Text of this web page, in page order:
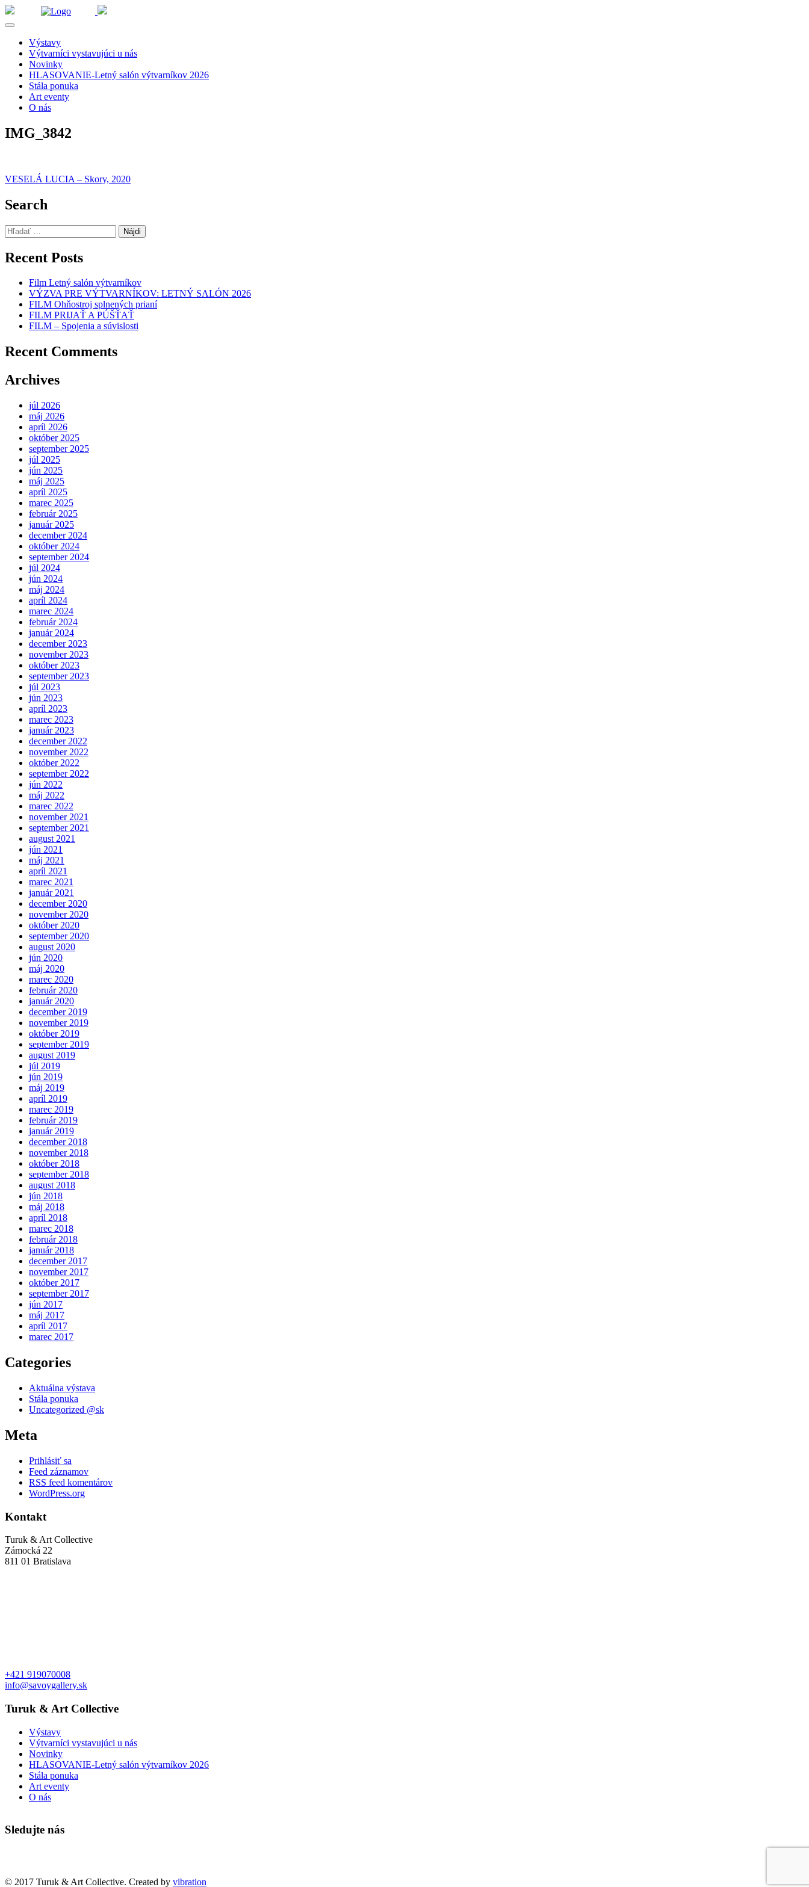
Výstavy
Výtvarníci vystavujúci u nás
Novinky
HLASOVANIE-Letný salón výtvarníkov 2026
Stála ponuka
Art eventy
O nás
IMG_3842
Navigácia
v
článku
VESELÁ LUCIA – Skory, 2020
Search
Hľadať:
Recent Posts
Film Letný salón výtvarníkov
VÝZVA PRE VÝTVARNÍKOV: LETNÝ SALÓN 2026
FILM Ohňostroj splnených prianí
FILM PRIJAŤ A PÚŠŤAŤ
FILM – Spojenia a súvislosti
Recent Comments
Archives
júl 2026
máj 2026
apríl 2026
október 2025
september 2025
júl 2025
jún 2025
máj 2025
apríl 2025
marec 2025
február 2025
január 2025
december 2024
október 2024
september 2024
júl 2024
jún 2024
máj 2024
apríl 2024
marec 2024
február 2024
január 2024
december 2023
november 2023
október 2023
september 2023
júl 2023
jún 2023
apríl 2023
marec 2023
január 2023
december 2022
november 2022
október 2022
september 2022
jún 2022
máj 2022
marec 2022
november 2021
september 2021
august 2021
jún 2021
máj 2021
apríl 2021
marec 2021
január 2021
december 2020
november 2020
október 2020
september 2020
august 2020
jún 2020
máj 2020
marec 2020
február 2020
január 2020
december 2019
november 2019
október 2019
september 2019
august 2019
júl 2019
jún 2019
máj 2019
apríl 2019
marec 2019
február 2019
január 2019
december 2018
november 2018
október 2018
september 2018
august 2018
jún 2018
máj 2018
apríl 2018
marec 2018
február 2018
január 2018
december 2017
november 2017
október 2017
september 2017
jún 2017
máj 2017
apríl 2017
marec 2017
Categories
Aktuálna výstava
Stála ponuka
Uncategorized @sk
Meta
Prihlásiť sa
Feed záznamov
RSS feed komentárov
WordPress.org
Kontakt
Turuk & Art Collective
Zámocká 22
811 01 Bratislava
+421 919070008
info@savoygallery.sk
Turuk & Art Collective
Výstavy
Výtvarníci vystavujúci u nás
Novinky
HLASOVANIE-Letný salón výtvarníkov 2026
Stála ponuka
Art eventy
O nás
Sledujte nás
© 2017 Turuk & Art Collective. Created by vibration